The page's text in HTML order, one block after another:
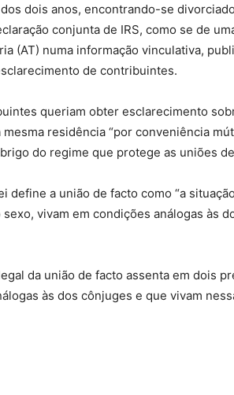
dois anos, encontrando-se
conjunta de IRS, como se de
(AT) numa informação vinculativa,
de contribuintes.
queriam obter esclarecimento
residência “por conveniência
do regime que protege as uniões
define a união de facto como “a
vivam em condições análogas às
da união de facto assenta em dois
às dos cônjuges e que vivam